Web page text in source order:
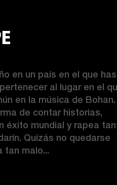
en un país en el que has
al lugar en el
en la música de Bohan.
de contar historias,
éxito mundial y rapea
Quizás no quedarse
tan malo...